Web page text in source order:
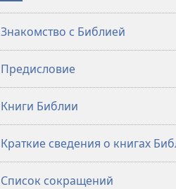
мир»
(издание
мир»
(издание
Знакомство с Библией
Предисловие
Книги Библии
Краткие сведения о книгах
Список сокращений